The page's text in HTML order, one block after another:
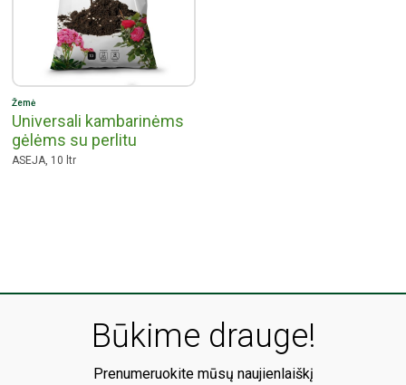
Žemė
Universali kambarinėms
gėlėms su perlitu
ASEJA, 10 ltr
Būkime drauge!
Prenumeruokite mūsų naujienlaiškį